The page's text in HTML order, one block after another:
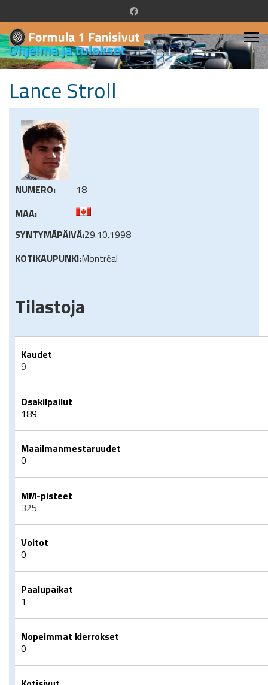
Lance Stroll
NUMERO:
18
MAA:
SYNTYMÄPÄIVÄ:29.10.1998
KOTIKAUPUNKI:Montréal
Tilastoja
Kaudet
9
Osakilpailut
189
Maailmanmestaruudet
0
MM-pisteet
325
Voitot
0
Paalupaikat
1
Nopeimmat kierrokset
0